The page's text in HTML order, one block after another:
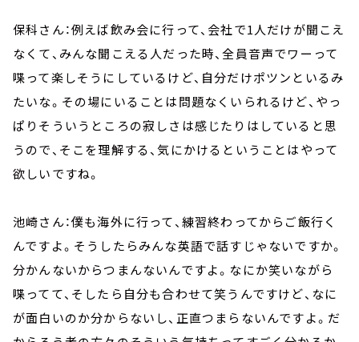
保科さん：例えば飲み会に行って、会社で1人だけが聞こえ
なくて、みんな聞こえる人だった時、全員音声でワーって
喋って楽しそうにしているけど、自分だけポツンといるみ
たいな。その場にいることは問題なくいられるけど、やっ
ぱりそういうところの寂しさは感じたりはしていると思
うので、そこを理解する、気にかけるということはやって
欲しいですね。
池崎さん：僕も海外に行って、練習終わってからご飯行く
んですよ。そうしたらみんな英語で話すじゃないですか。
分かんないからつまんないんですよ。なにか笑いながら
喋ってて、そしたら自分も合わせて笑うんですけど、なに
が面白いのか分からないし、正直つまらないんですよ。だ